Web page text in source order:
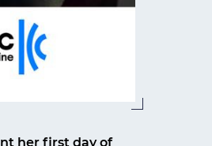
her first day of